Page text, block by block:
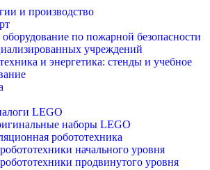
и производство
по пожарной безопасности
учреждений
и энергетика: стенды и учебное
LEGO
наборы LEGO
робототехника
начального уровня
продвинутого уровня